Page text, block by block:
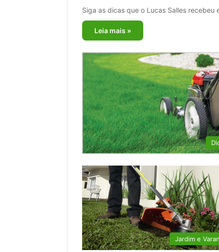
Siga as dicas que o Lucas Salles
Leia mais »
Jardim e